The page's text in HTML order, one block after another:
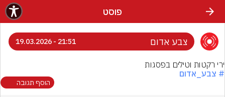
פוסט
צבע אדום 21:51 - 19.03.2026
ירי רקטות וטילים בפסגות
# צבע_אדום
הוסף תגובה